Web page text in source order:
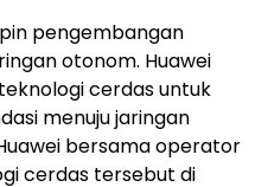
pengembangan
otonom. Huawei
cerdas untuk
menuju jaringan
bersama operator
cerdas tersebut di